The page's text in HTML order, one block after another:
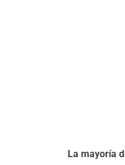
La mayoría